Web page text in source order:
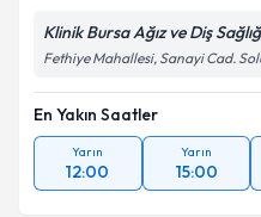
Klinik Bursa Ağız ve Diş
Fethiye Mahallesi, Sanayi Cad.
En Yakın Saatler
Yarın
12:00
Yarın
15:00